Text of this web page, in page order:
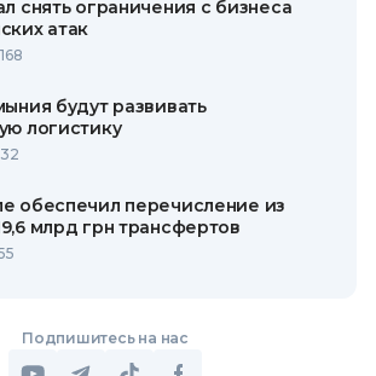
снять ограничения с бизнеса
атак
168
будут развивать
логистику
обеспечил перечисление из
млрд грн трансфертов
Подпишитесь на нас